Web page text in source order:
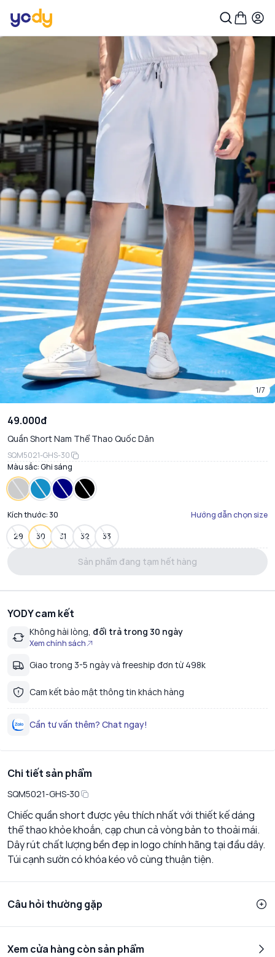
1/7
49.000đ
Quần Short Nam Thể Thao Quốc Dân
SQM5021-GHS-30
Màu sắc:Ghi sáng
Kích thước:30 Hướng dẫn chọn size
29 30 31 32 33
Sản phẩm đang tạm hết hàng
YODY cam kết
Không hài lòng, đổi trả trong 30 ngày
Xem chính sách
Giao trong 3-5 ngày và freeship đơn từ 498k
Cam kết bảo mật thông tin khách hàng
Cần tư vấn thêm? Chat ngay!
Chi tiết sản phẩm
SQM5021-GHS-30
Chiếc quần short được yêu thích nhất với thiết kế dáng
thể thao khỏe khoắn, cạp chun cả vòng bản to thoải mái.
Dây rút chất lượng bền đẹp in logo chính hãng tại đầu dây.
Túi cạnh sườn có khóa kéo vô cùng thuận tiện.
Câu hỏi thường gặp
Xem cửa hàng còn sản phẩm